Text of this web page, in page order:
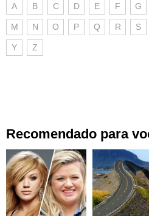
A B C D E F G
M N O P Q R S
Y Z
Recomendado para